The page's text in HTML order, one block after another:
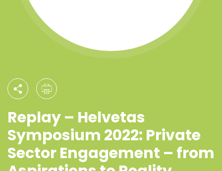
Replay – Helvetas
Symposium 2022: Private
Sector Engagement – from